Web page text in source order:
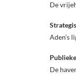
De
Aden’s
De